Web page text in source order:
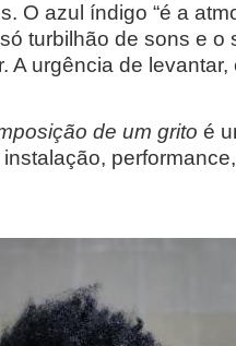
O azul índigo “é a
turbilhão de sons e o
A urgência de levantar,
de um grito é